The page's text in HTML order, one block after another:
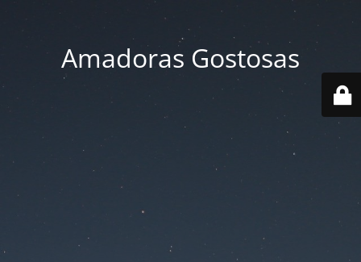
Amadoras Gostosas